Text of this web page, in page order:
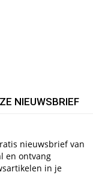
NIEUWSBRIEF
nieuwsbrief van
en ontvang
in je